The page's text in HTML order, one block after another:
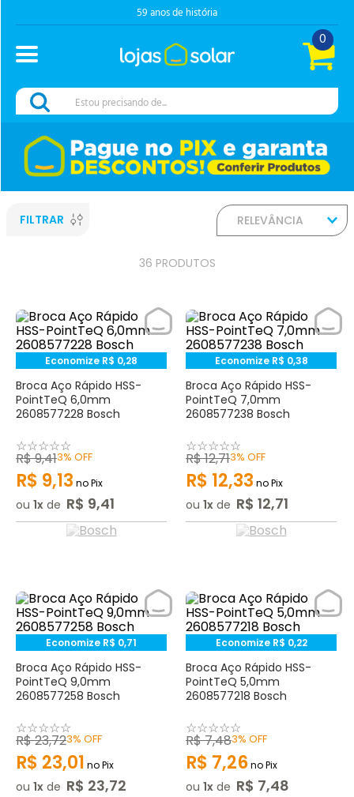
59 anos de história
0
Estou precisando de...
FILTRAR RELEVÂNCIA
36 PRODUTOS
Economize R$ 0,28
Broca Aço Rápido HSS-
PointTeQ 6,0mm
2608577228 Bosch
☆☆☆☆☆
R$9,413% OFF
R$ 9,13 no Pix
ou 1 de R$ 9,41
Economize R$ 0,38
Broca Aço Rápido HSS-
PointTeQ 7,0mm
2608577238 Bosch
☆☆☆☆☆
R$12,713% OFF
R$ 12,33 no Pix
ou 1 de R$ 12,71
Economize R$ 0,71
Broca Aço Rápido HSS-
PointTeQ 9,0mm
2608577258 Bosch
☆☆☆☆☆
R$23,723% OFF
R$ 23,01 no Pix
ou 1 de R$ 23,72
Economize R$ 0,22
Broca Aço Rápido HSS-
PointTeQ 5,0mm
2608577218 Bosch
☆☆☆☆☆
R$7,483% OFF
R$ 7,26no Pix
ou 1 de R$ 7,48